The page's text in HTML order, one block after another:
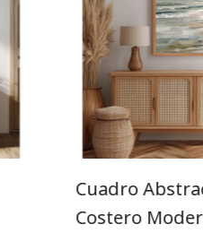
Cuadro
Costero